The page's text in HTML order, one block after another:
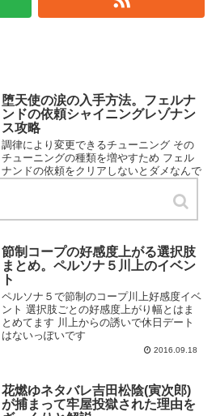
堕天使の涙の入手方法。フェルナ
ンドの依頼シャイニングレゾナン
ス攻略
調律により変更できるチューニング その
チューニングの種類を増やすため フェル
ナンドの依頼をクリアしないとダメなんで
すが そのうちの一つの依頼で必要になる
2014.12.14
節制コープの好感度上がる選択肢
まとめ。ペルソナ５川上のイベン
ト
ペルソナ５で節制のコープ川上好感度イベ
ント 選択肢ごとの好感度上がり幅とはま
とめてます 川上からの誘いで休日デート
はないっぽいです
2016.09.18
花燃ゆネタバレ吉田松陰(寅次郎)
が捕まって牢屋投獄された理由を